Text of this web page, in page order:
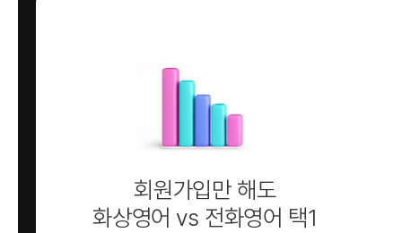
회원가입만 해도
화상영어 vs 전화영어 택1